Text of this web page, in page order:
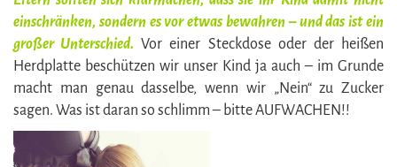
einschränken, sondern es vor etwas bewahren – und das ist ein
großer Unterschied. Vor einer Steckdose oder der heißen
Herdplatte beschützen wir unser Kind ja auch – im Grunde
macht man genau dasselbe, wenn wir „Nein“ zu Zucker
sagen. Was ist daran so schlimm – bitte AUFWACHEN!!